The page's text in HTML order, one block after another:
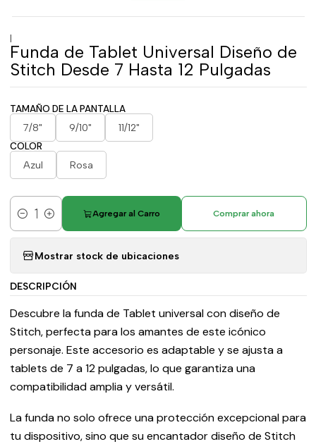
|
Funda de Tablet Universal Diseño de
Stitch Desde 7 Hasta 12 Pulgadas
TAMAÑO DE LA PANTALLA
7/8" 9/10" 11/12"
COLOR
Azul Rosa
Cantidad
Agregar al Carro Comprar ahora
Mostrar stock de ubicaciones
DESCRIPCIÓN
Descubre la funda de Tablet universal con diseño de
Stitch, perfecta para los amantes de este icónico
personaje. Este accesorio es adaptable y se ajusta a
tablets de 7 a 12 pulgadas, lo que garantiza una
compatibilidad amplia y versátil.
La funda no solo ofrece una protección excepcional para
tu dispositivo, sino que su encantador diseño de Stitch